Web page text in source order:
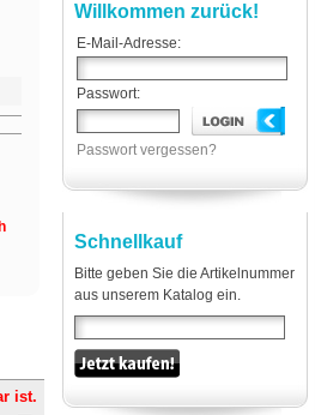
ist.
Willkommen zurück!
E-Mail-Adresse:
Passwort:
Passwort vergessen?
Schnellkauf
Bitte geben Sie die Artikelnummer
aus unserem Katalog ein.